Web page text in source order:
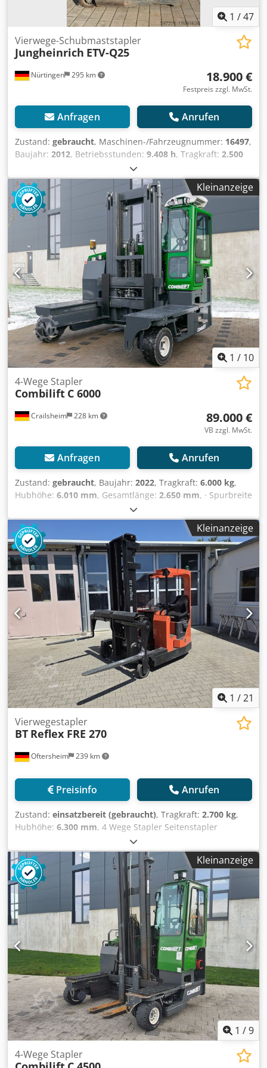
1 /47
Nürtingen 295 km
Vierwege-Schubmaststapler
Jungheinrich ETV-Q25
18.900 €
Festpreis zzgl. MwSt.
Anfragen Anrufen
Zustand: gebraucht, Maschinen-/Fahrzeugnummer: 16497,
Baujahr: 2012, Betriebsstunden: 9.408 h, Tragkraft: 2.500
, Freihub:
Lastschwerpunkt:600 mm, Kraftstofftyp:elektrisch,
Masttyp:Triplex , Bauhöhe: 2.300 mm
, Batteriespannung:
48 V, Gabellänge: 1.150 mm, Gesamtgewicht:4.053 kg
4958299 Seriennummer: 91077396 Csdsxb Hl Tepfx Amksrf
Batteriedaten: 48 V, 5 PZS, 775 Ah, Baujahr 2016
Kleinanzeige
1 / 10
Crailsheim 228 km
4-Wege Stapler
Combilift C 6000
89.000 €
VB zzgl. MwSt.
Anfragen Anrufen
Zustand: gebraucht, Baujahr: 2022, Tragkraft: 6.000 kg,
Hubhöhe: 6.010 mm, Gesamtlänge: 2.650 mm, · Spurbreite
vorn 2500mm · Breite zwischen den Radarmen 1650mm ·
Überhang vorne 307mm Codpfszh Razox Amkerf ·
Überhang hinten 208 mm · Verlustmaß 1180mm ·
Anfahrwinkel max 45° · Rampenwinkel max 29° ·
Abfahrwinkel max 45° · Mastneigung nach vorn 3° ·
Mastneigung nach hinten 5° · Außenradius Minimum 2540
mm · Außenradius 750mm · Plattformhöhe 1250mm ·
Höchstgeschwindigkeit 15 km/h · Steigfähigkeit 15% ·
Standard Lackierung Grün und Grau · Gefederter Sitz KAB
Model 211 · Gummimontierte halboffene Kabine ·
Multidirektionaler Betrieb · Hydrostatischer Allradantrieb ·
Lastsensible Lenkung · 4-Wege Rad Positionerung ·
Hydraulischer Ölkühler
Kleinanzeige
1 /21
Oftersheim 239 km
Vierwegestapler
BT Reflex FRE 270
Preisinfo Anrufen
Zustand: einsatzbereit (gebraucht), Tragkraft: 2.700 kg,
Hubhöhe: 6.300 mm, 4 Wege Stapler Seitenstapler
Schubmaststapler BT Reflex FRE 270 Tragkraft 2700KG bei
400mm Lastschwerpunkt Bauhöhe 2950 Hubhöhe 6300mm
Freihub 2087mm Crjdpfx Aey Ux Agemkef Gabelbreite max
2200mm min 540mm Gabellänge 1140mm Eigengewicht
4520kg incl. Batterie Baujahr 2016 ca. 850 Betriebsstunden
Das Angebot richtet sich ausschließlich an
Gewerbetreibende im Sinne §14 BGB
Kleinanzeige
1 /9
4-Wege Stapler